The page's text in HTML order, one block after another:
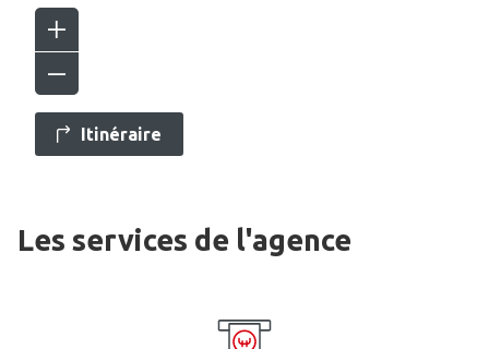
Itinéraire
Les services de l'agence